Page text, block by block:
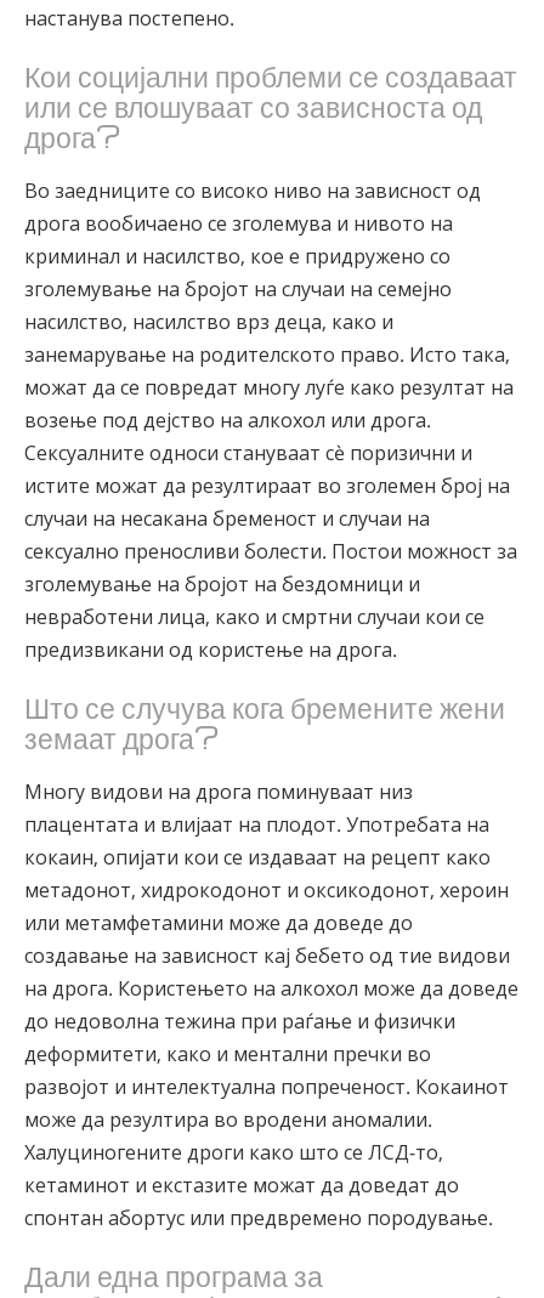
настанува постепено.
Кои социјални проблеми се создаваат
или се влошуваат со зависноста од
дрога?
Во заедниците со високо ниво на зависност од
дрога вообичаено се зголемува и нивото на
криминал и насилство, кое е придружено со
зголемување на бројот на случаи на семејно
насилство, насилство врз деца, како и
занемарување на родителското право. Исто така,
можат да се повредат многу луѓе како резултат на
возење под дејство на алкохол или дрога.
Сексуалните односи стануваат сè поризични и
истите можат да резултираат во зголемен број на
случаи на несакана бременост и случаи на
сексуално преносливи болести. Постои можност за
зголемување на бројот на бездомници и
невработени лица, како и смртни случаи кои се
предизвикани од користење на дрога.
Што се случува кога бремените жени
земаат дрога?
Многу видови на дрога поминуваат низ
плацентата и влијаат на плодот. Употребата на
кокаин, опијати кои се издаваат на рецепт како
метадонот, хидрокодонот и оксикодонот, хероин
или метамфетамини може да доведе до
создавање на зависност кај бебето од тие видови
на дрога. Користењето на алкохол може да доведе
до недоволна тежина при раѓање и физички
деформитети, како и ментални пречки во
развојот и интелектуална попреченост. Кокаинот
може да резултира во вродени аномалии.
Халуциногените дроги како што се ЛСД-то,
кетаминот и екстазите можат да доведат до
спонтан абортус или предвремено породување.
Дали една програма за